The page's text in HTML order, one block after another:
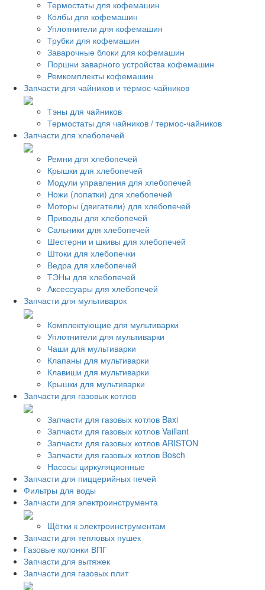
Термостаты для кофемашин
Колбы для кофемашин
Уплотнители для кофемашин
Трубки для кофемашин
Заварочные блоки для кофемашин
Поршни заварного устройства кофемашин
Ремкомплекты кофемашин
Запчасти для чайников и термос-чайников
Тэны для чайников
Термостаты для чайников / термос-чайников
Запчасти для хлебопечей
Ремни для хлебопечей
Крышки для хлебопечей
Модули управления для хлебопечей
Ножи (лопатки) для хлебопечей
Моторы (двигатели) для хлебопечей
Приводы для хлебопечей
Сальники для хлебопечей
Шестерни и шкивы для хлебопечей
Штоки для хлебопечки
Ведра для хлебопечей
ТЭНы для хлебопечей
Аксессуары для хлебопечей
Запчасти для мультиварок
Комплектующие для мультиварки
Уплотнители для мультиварки
Чаши для мультиварки
Клапаны для мультиварки
Клавиши для мультиварки
Крышки для мультиварки
Запчасти для газовых котлов
Запчасти для газовых котлов Baxi
Запчасти для газовых котлов Vaillant
Запчасти для газовых котлов ARISTON
Запчасти для газовых котлов Bosch
Насосы циркуляционные
Запчасти для пиццерийных печей
Фильтры для воды
Запчасти для электроинструмента
Щётки к электроинструментам
Запчасти для тепловых пушек
Газовые колонки ВПГ
Запчасти для вытяжек
Запчасти для газовых плит